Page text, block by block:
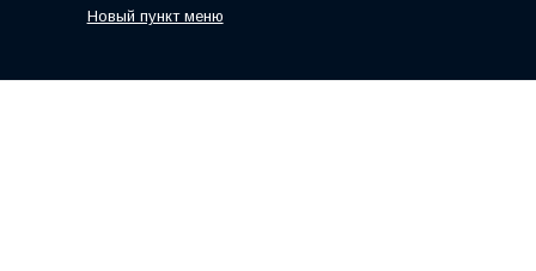
Новый пункт меню